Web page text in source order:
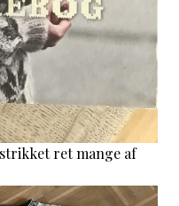
ret mange af